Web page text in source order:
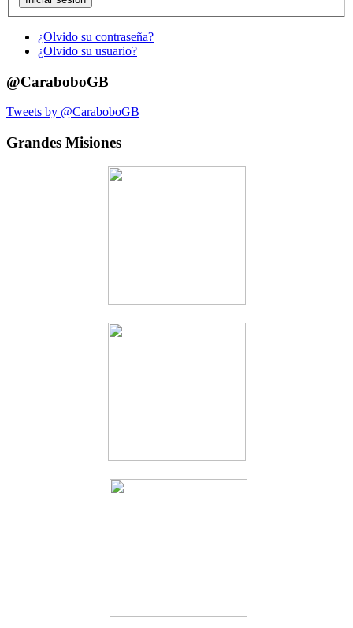
¿Olvido su contraseña?
¿Olvido su usuario?
@CaraboboGB
Tweets by @CaraboboGB
Grandes Misiones